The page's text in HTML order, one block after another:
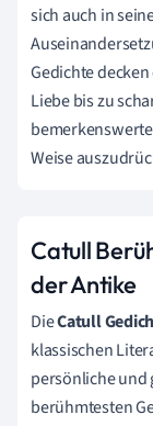
sich auch in
Gedichte
Liebe bis zu
Weise
Catull
der Antike
DieCatull
klassischen
persönliche und
berühmtesten